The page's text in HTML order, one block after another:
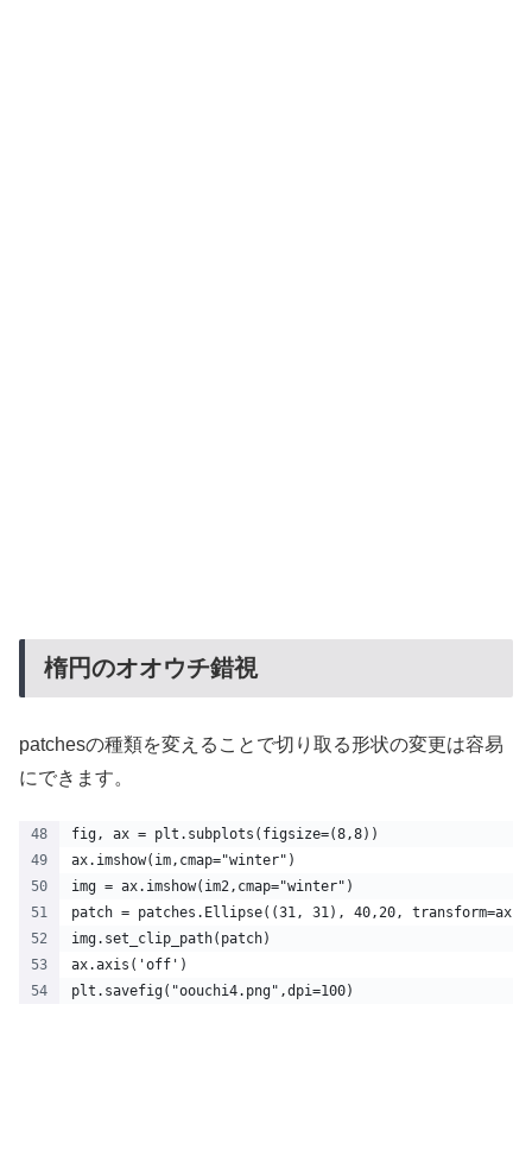
楕円のオオウチ錯視
patchesの種類を変えることで切り取る形状の変更は容易
にできます。
fig, ax = plt.subplots(figsize=(8,8))
ax.imshow(im,cmap="winter")
img = ax.imshow(im2,cmap="winter")
patch = patches.Ellipse((31, 31), 40,20,
img.set_clip_path(patch)
ax.axis('off')
plt.savefig("oouchi4.png",dpi=100)